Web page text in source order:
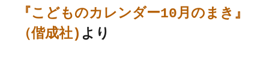
『こどものカレンダー10月のまき 』
（偕成社) より